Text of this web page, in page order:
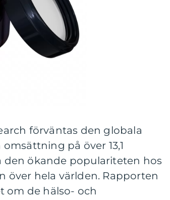
förväntas den globala
på över 13,1
den ökande populariteten hos
över hela världen. Rapporten
om de hälso- och